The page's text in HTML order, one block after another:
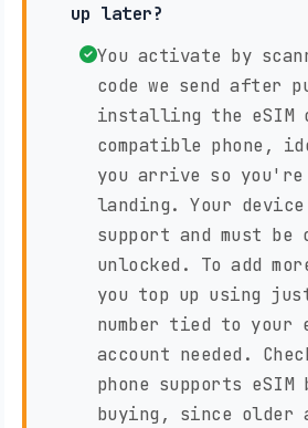
up later?
You activate by
code we send after
installing the eSIM
compatible phone,
you arrive so
landing. Your device
support and must
unlocked. To add
you top up using
number tied to your
account needed.
phone supports eSIM
buying, since older